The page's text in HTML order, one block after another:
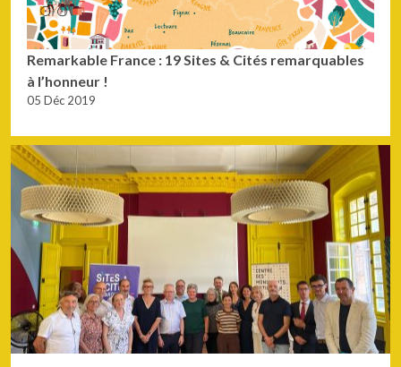
Remarkable France : 19 Sites & Cités remarquables
à l’honneur !
05 Déc 2019